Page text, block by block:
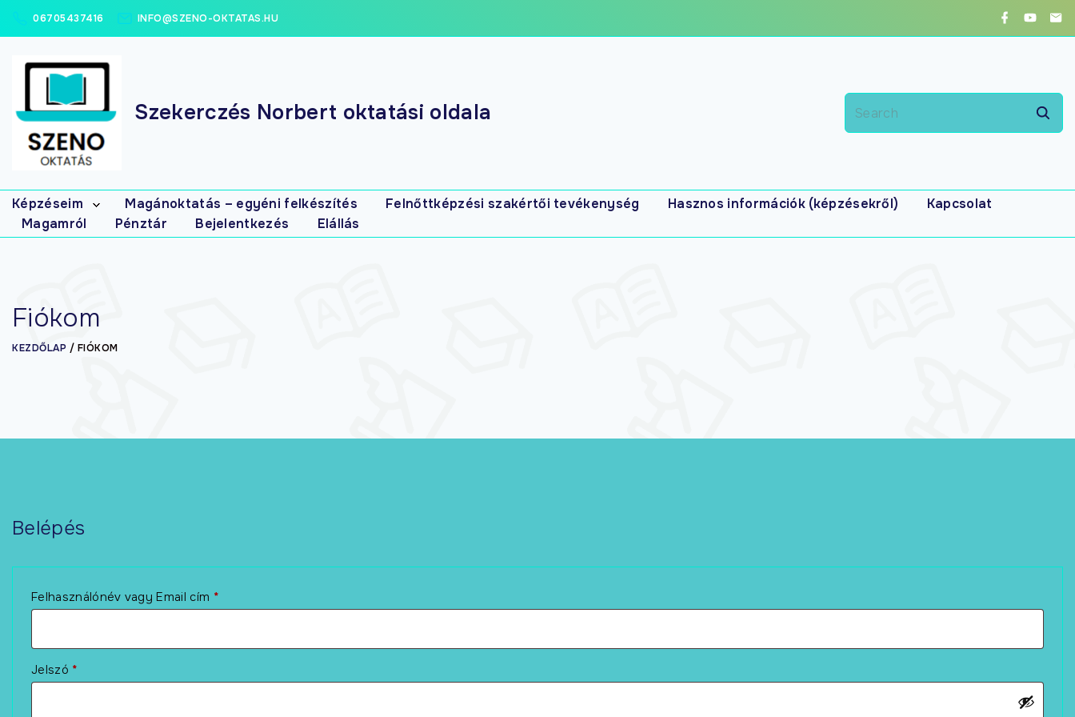
06705437416 INFO@SZENO-OKTATAS.HU
Szekerczés Norbert oktatási oldala
Képzéseim
Elsősegély
Gyógymasszőr
interaktív (írásbeli)
gyakorló-
feladatbank
Online képzések
Magánoktatás – egyéni felkészítés Felnőttképzési szakértői tevékenység Hasznos információk (képzésekről)
Kapcsolat
Magamról
Pénztár Bejelentkezés Elállás
Fiókom
KEZDŐLAP / FIÓKOM
Belépés
Felhasználónév vagy Email cím *
Jelszó *